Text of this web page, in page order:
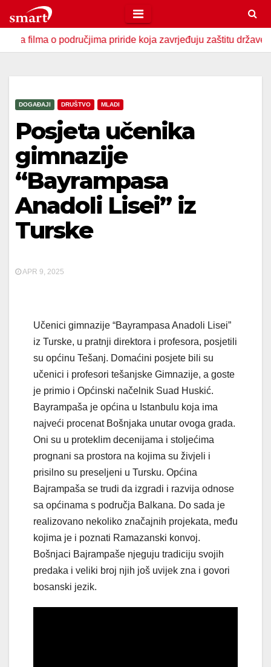
to
content
o područjima priride koja zavrjeđuju zaštitu države U
DOGAĐAJI DRUŠTVO MLADI
Posjeta učenika
gimnazije
“Bayrampasa
Anadoli Lisei” iz
Turske
APR 9, 2025
Učenici gimnazije “Bayrampasa Anadoli Lisei”
iz Turske, u pratnji direktora i profesora, posjetili
su općinu Tešanj. Domaćini posjete bili su
učenici i profesori tešanjske Gimnazije, a goste
je primio i Općinski načelnik Suad Huskić.
Bayrampaša je općina u Istanbulu koja ima
najveći procenat Bošnjaka unutar ovoga grada.
Oni su u proteklim decenijama i stoljećima
prognani sa prostora na kojima su živjeli i
prisilno su preseljeni u Tursku. Općina
Bajrampaša se trudi da izgradi i razvija odnose
sa općinama s područja Balkana. Do sada je
realizovano nekoliko značajnih projekata, među
kojima je i poznati Ramazanski konvoj.
Bošnjaci Bajrampaše njeguju tradiciju svojih
predaka i veliki broj njih još uvijek zna i govori
bosanski jezik.